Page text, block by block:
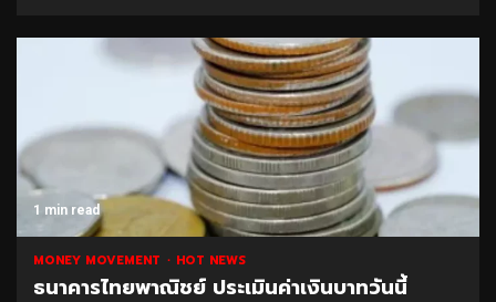
1 min read
MONEY MOVEMENT HOT NEWS
ธนาคารไทยพาณิชย์ ประเมินค่าเงินบาทวันนี้